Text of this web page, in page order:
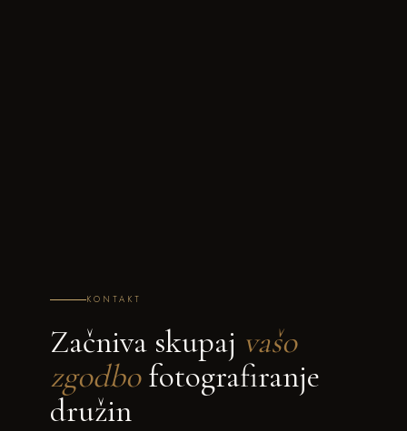
KONTAKT
Začniva skupaj vašo
zgodbofotografiranje
družin